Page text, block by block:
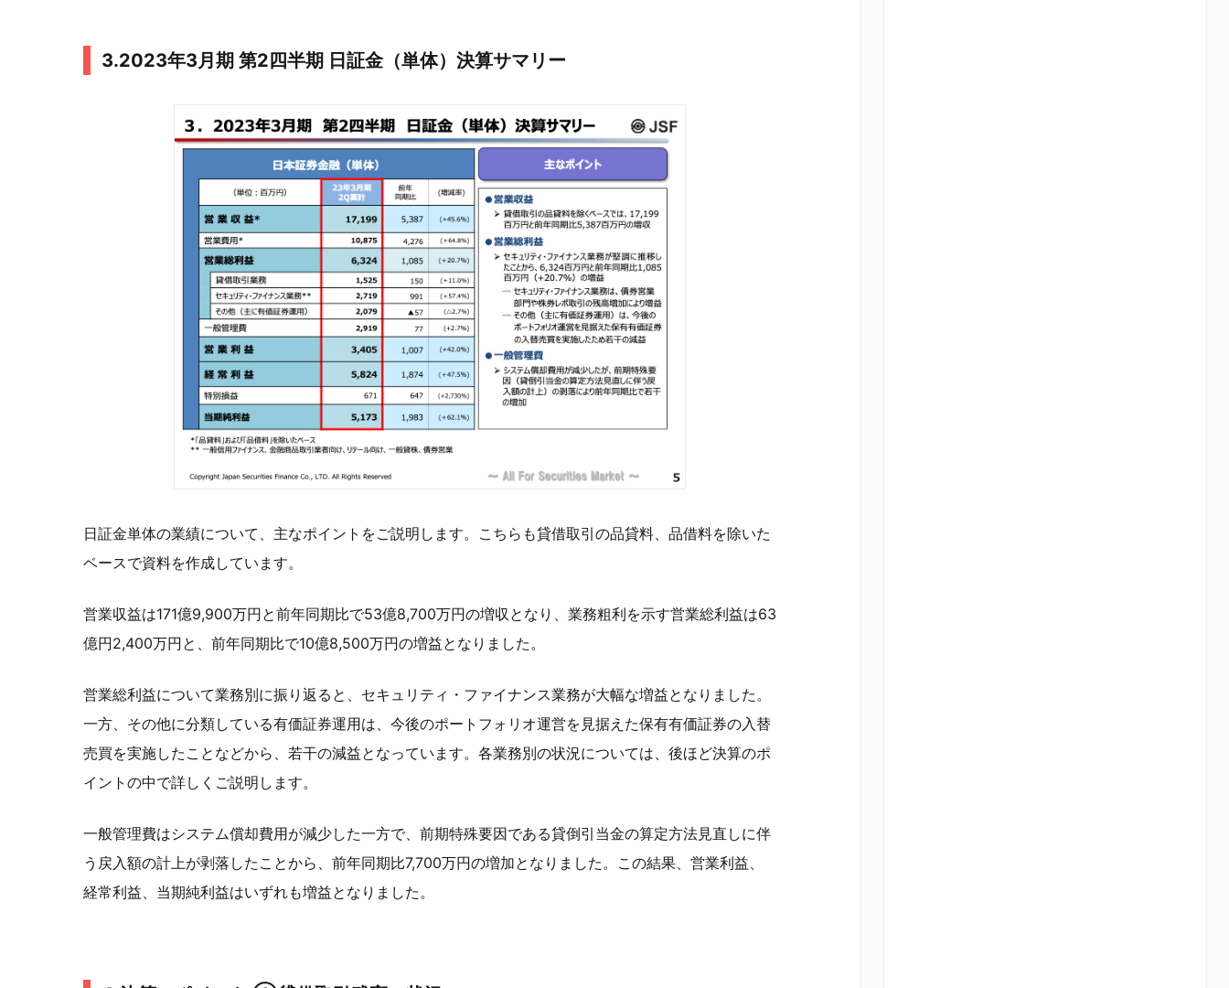
3.2023年3月期 第2四半期 日証金（単体）決算サマリー
日証金単体の業績について、主なポイントをご説明します。こちらも貸借取引の品貸料、品借料を除いた
ベースで資料を作成しています。
営業収益は171億9,900万円と前年同期比で53億8,700万円の増収となり、業務粗利を示す営業総利益は63
億円2,400万円と、前年同期比で10億8,500万円の増益となりました。
営業総利益について業務別に振り返ると、セキュリティ・ファイナンス業務が大幅な増益となりました。
一方、その他に分類している有価証券運用は、今後のポートフォリオ運営を見据えた保有有価証券の入替
売買を実施したことなどから、若干の減益となっています。各業務別の状況については、後ほど決算のポ
イントの中で詳しくご説明します。
一般管理費はシステム償却費用が減少した一方で、前期特殊要因である貸倒引当金の算定方法見直しに伴
う戻入額の計上が剥落したことから、前年同期比7,700万円の増加となりました。この結果、営業利益、
経常利益、当期純利益はいずれも増益となりました。